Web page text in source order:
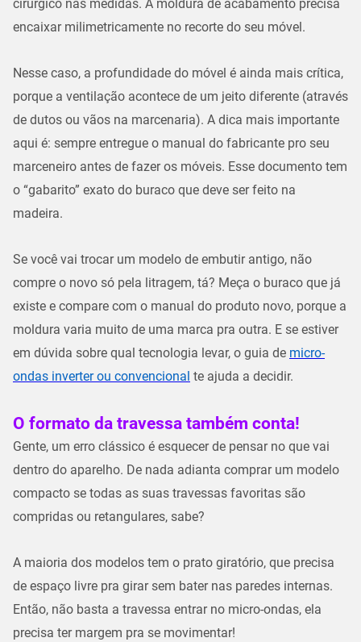
cirúrgico nas medidas. A moldura de acabamento precisa
encaixar milimetricamente no recorte do seu móvel.
Nesse caso, a profundidade do móvel é ainda mais crítica,
porque a ventilação acontece de um jeito diferente (através
de dutos ou vãos na marcenaria). A dica mais importante
aqui é: sempre entregue o manual do fabricante pro seu
marceneiro antes de fazer os móveis. Esse documento tem
o “gabarito” exato do buraco que deve ser feito na
madeira.
Se você vai trocar um modelo de embutir antigo, não
compre o novo só pela litragem, tá? Meça o buraco que já
existe e compare com o manual do produto novo, porque a
moldura varia muito de uma marca pra outra. E se estiver
em dúvida sobre qual tecnologia levar, o guia de micro-
ondas inverter ou convencional te ajuda a decidir.
O formato da travessa também conta!
Gente, um erro clássico é esquecer de pensar no que vai
dentro do aparelho. De nada adianta comprar um modelo
compacto se todas as suas travessas favoritas são
compridas ou retangulares, sabe?
A maioria dos modelos tem o prato giratório, que precisa
de espaço livre pra girar sem bater nas paredes internas.
Então, não basta a travessa entrar no micro-ondas, ela
precisa ter margem pra se movimentar!